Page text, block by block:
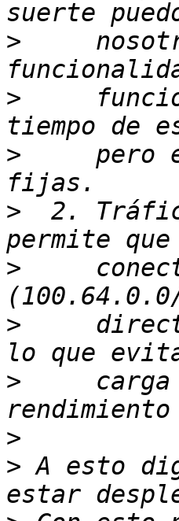
>
>
>
pero
>
2.
>
>
>
carga
>
> A esto